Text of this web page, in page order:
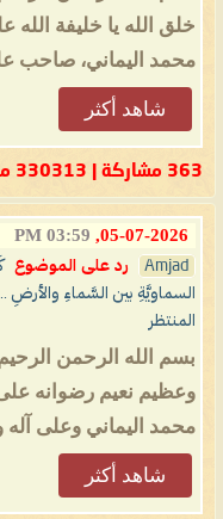
خلق الله يا خليفة الله
محمد اليماني، صاحب
شاهد أكثر
363 مشاركة | 330313 مشاهدة
05-07-2026,
03:59 PM
Amjad رد على الموضوع
السماويَّةِ بين السَّماءِ والأرضِ ..
المنتظر
بسم الله الرحمن
وعظيم نعيم رضوانه على
محمد اليماني وعلى
شاهد أكثر